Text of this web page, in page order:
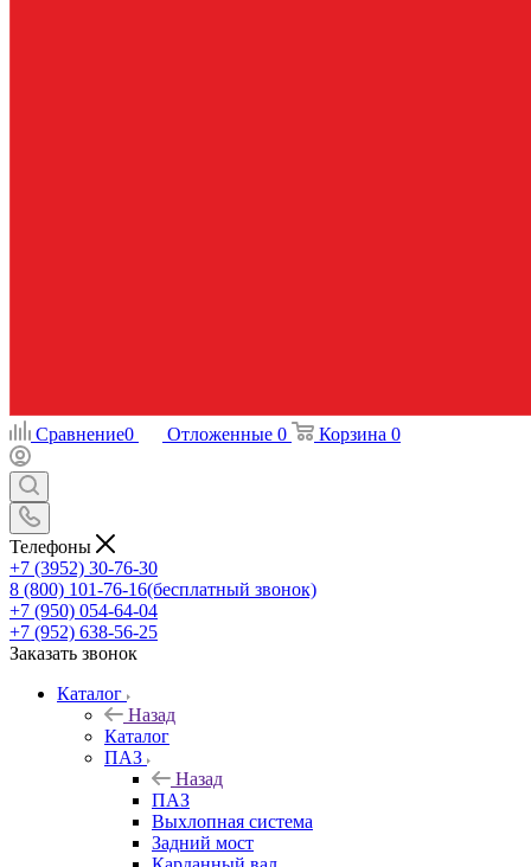
Сравнение0 Отложенные 0 Корзина 0
Телефоны
+7 (3952) 30-76-30
8 (800) 101-76-16(бесплатный звонок)
+7 (950) 054-64-04
+7 (952) 638-56-25
Заказать звонок
Каталог
Назад
Каталог
ПАЗ
Назад
ПАЗ
Выхлопная система
Задний мост